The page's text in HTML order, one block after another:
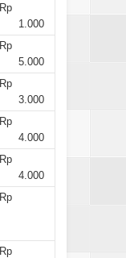
Rp
1.000
Rp
5.000
Rp
3.000
Rp
4.000
Rp
4.000
Rp
Rp